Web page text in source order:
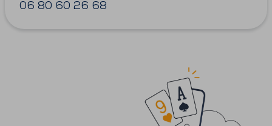
06 80 60 26 68